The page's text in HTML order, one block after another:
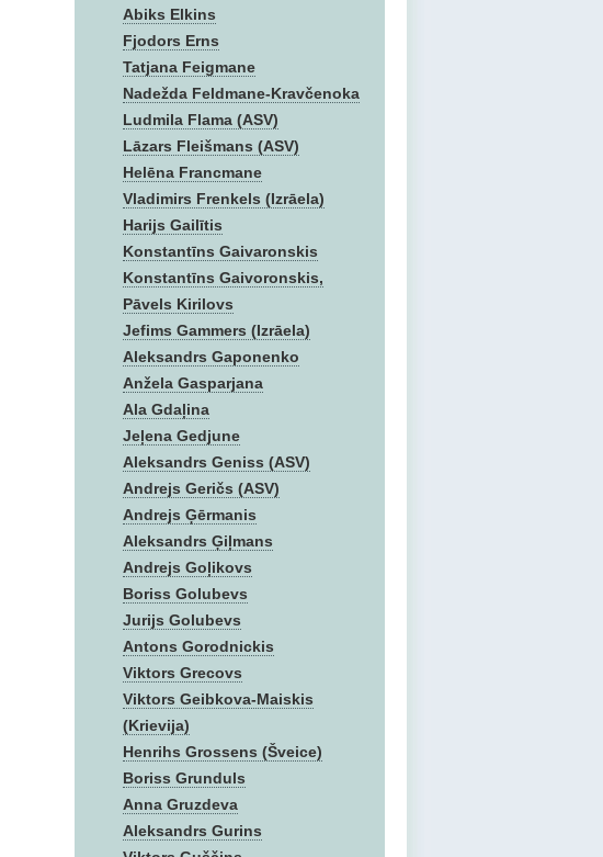
Abiks Elkins
Fjodors Erns
Tatjana Feigmane
Nadežda Feldmane-Kravčenoka
Ludmila Flama (ASV)
Lāzars Fleišmans (ASV)
Helēna Francmane
Vladimirs Frenkels (Izrāela)
Harijs Gailītis
Konstantīns Gaivaronskis
Konstantīns Gaivoronskis,
Pāvels Kirilovs
Jefims Gammers (Izrāela)
Aleksandrs Gaponenko
Anžela Gasparjana
Ala Gdaļina
Jeļena Gedjune
Aleksandrs Geniss (ASV)
Andrejs Geričs (ASV)
Andrejs Ģērmanis
Aleksandrs Ģiļmans
Andrejs Goļikovs
Boriss Golubevs
Jurijs Golubevs
Antons Gorodnickis
Viktors Grecovs
Viktors Geibkova-Maiskis
(Krievija)
Henrihs Grossens (Šveice)
Boriss Grunduls
Anna Gruzdeva
Aleksandrs Gurins